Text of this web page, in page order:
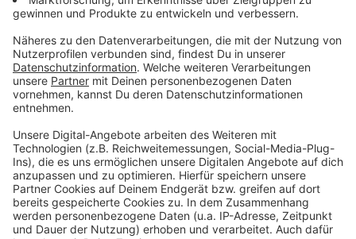
sichere Finanzierung zu sorgen. Das 'Aktionsbündnis
Protestveranstaltungen auf. Die Apotheker treffen
sich zu einer Kundgebung in Dortmund.
Anzeige
Anzeige